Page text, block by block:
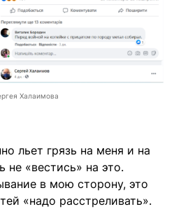
Халаимова
льет грязь на меня и на
«вестись» на это.
в мою сторону, это
«надо расстреливать».